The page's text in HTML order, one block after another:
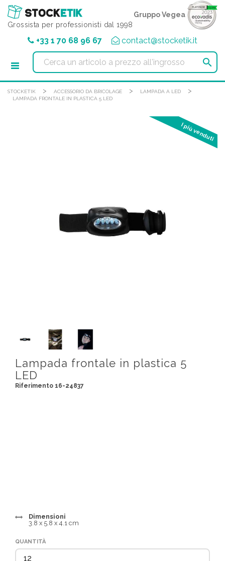
Grossista per professionisti dal 1998
Gruppo Vegea
+33 1 70 68 96 67 contact@stocketik.it

STOCKETIK > ACCESSORIO DA BRICOLAGE > LAMPADA A LED >
LAMPADA FRONTALE IN PLASTICA 5 LED
I più venduti
Lampada frontale in plastica 5
LED
Riferimento 16-24837
Dimensioni
3.8 x 5.8 x 4.1 cm
QUANTITÀ
Pannello di gestione dei cookies